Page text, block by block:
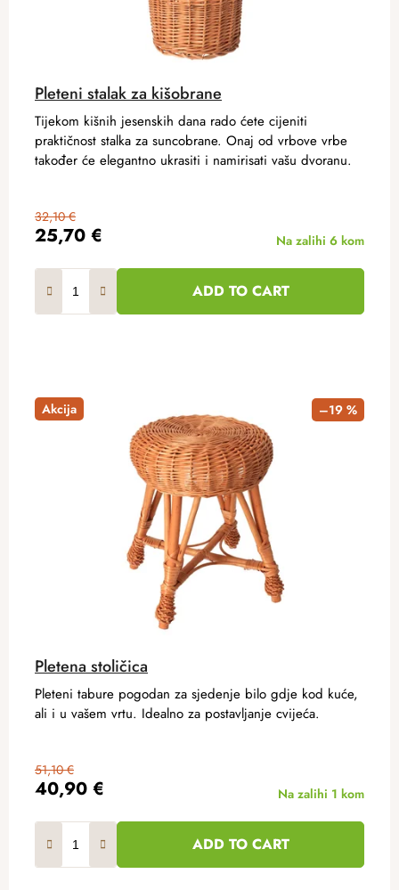
Pleteni stalak za kišobrane
25,70 €
32,10 €
Na zalihi 6 kom
ADD TO CART
Tijekom kišnih jesenskih dana rado ćete cijeniti
praktičnost stalka za suncobrane. Onaj od vrbove vrbe
također će elegantno ukrasiti i namirisati vašu dvoranu.
Akcija –19 %
Pletena stoličica
40,90 €
51,10 €
Na zalihi 1 kom
ADD TO CART
Pleteni tabure pogodan za sjedenje bilo gdje kod kuće,
ali i u vašem vrtu. Idealno za postavljanje cvijeća.